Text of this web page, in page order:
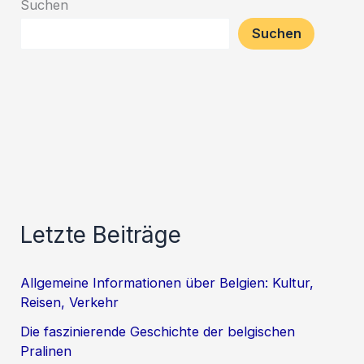
Suchen
Suchen
Letzte Beiträge
Allgemeine Informationen über Belgien: Kultur,
Reisen, Verkehr
Die faszinierende Geschichte der belgischen
Pralinen